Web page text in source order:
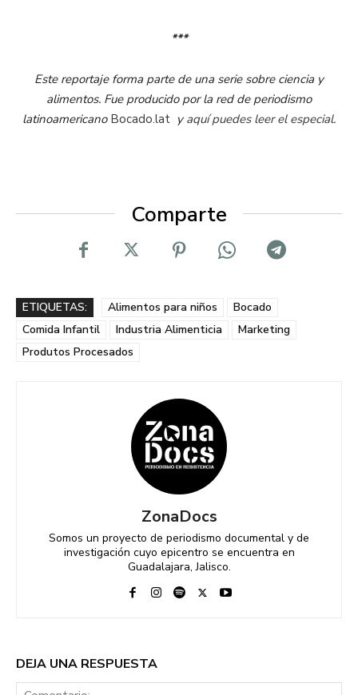
***
Este reportaje forma parte de una serie sobre ciencia y
alimentos. Fue producido por la red de periodismo
latinoamericano Bocado.lat y aquí puedes leer el especial.
Comparte
ETIQUETAS: Alimentos para niños
Bocado
Comida Infantil
Industria Alimenticia
Marketing
Produtos Procesados
ZonaDocs
Somos un proyecto de periodismo documental y de
investigación cuyo epicentro se encuentra en
Guadalajara, Jalisco.
DEJA UNA RESPUESTA